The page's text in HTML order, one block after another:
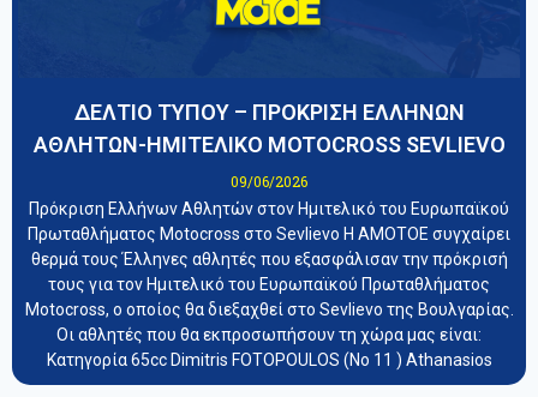
ΔΕΛΤΙΟ ΤΥΠΟΥ – ΠΡΟΚΡΙΣΗ ΕΛΛΗΝΩΝ
ΑΘΛΗΤΩΝ-ΗΜΙΤΕΛΙΚΟ MOTOCROSS SEVLIEVO
09/06/2026
Πρόκριση Ελλήνων Αθλητών στον Ημιτελικό του Ευρωπαϊκού
Πρωταθλήματος Motocross στο Sevlievo Η ΑΜΟΤΟΕ συγχαίρει
θερμά τους Έλληνες αθλητές που εξασφάλισαν την πρόκρισή
τους για τον Ημιτελικό του Ευρωπαϊκού Πρωταθλήματος
Motocross, ο οποίος θα διεξαχθεί στο Sevlievo της Βουλγαρίας.
Οι αθλητές που θα εκπροσωπήσουν τη χώρα μας είναι:
Κατηγορία 65cc Dimitris FOTOPOULOS (Νο 11 ) Athanasios